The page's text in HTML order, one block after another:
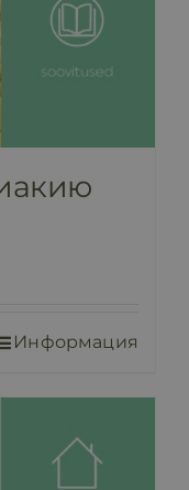
Информация